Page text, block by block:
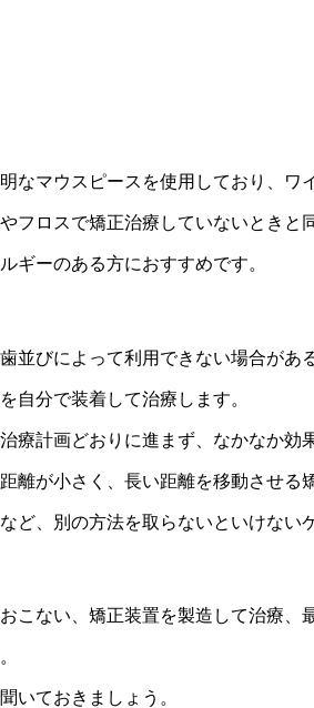
なマウスピースを使用しており、ワ
フロスで矯正治療していないときと
ギーのある方におすすめです。
並びによって利用できない場合があ
自分で装着して治療します。
計画どおりに進まず、なかなか効
離が小さく、長い距離を移動させる
、別の方法を取らないといけない
ない、矯正装置を製造して治療、
いておきましょう。